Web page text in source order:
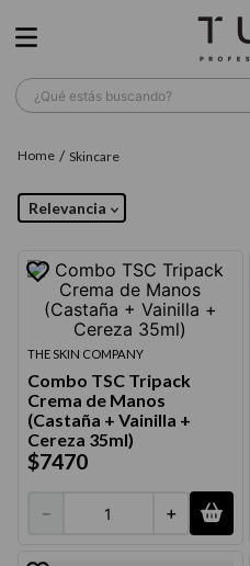
¿Qué estás buscando?
Skincare
Relevancia
THE SKIN COMPANY
Combo TSC Tripack
Crema de Manos
(Castaña + Vainilla +
Cereza 35ml)
$7470
＋
－
TÉRMINOS MÁS BUSCADOS
1. wella
3. farmavita
4. shampoo
5. cepillo
6. gama
7. secador
8. loreal
protector térmico